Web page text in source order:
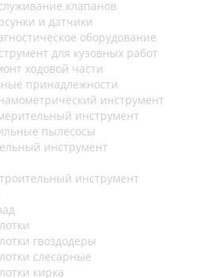
клапанов
и датчики
оборудование
для кузовных работ
ходовой части
принадлежности
инструмент
инструмент
пылесосы
инструмент
инструмент
гвоздодеры
слесарные
кирка